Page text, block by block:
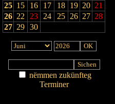
25 15 16 17 18 19 20 21
26 22 23 24 25 26 27 28
27 29 30
nëmmen zukünfteg
Terminer